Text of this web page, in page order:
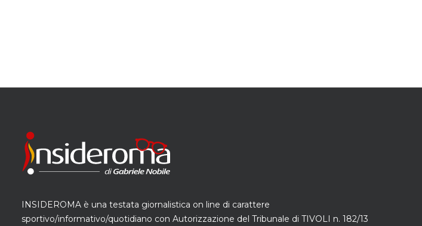
INSIDEROMA è una testata giornalistica on line di carattere
sportivo/informativo/quotidiano con Autorizzazione del Tribunale di TIVOLI n. 182/13